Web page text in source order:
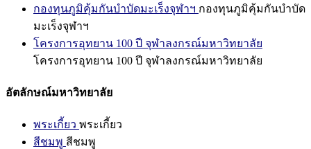
กองทุนภูมิคุ้มกันบำบัดมะเร็งจุฬาฯ กองทุนภูมิคุ้มกันบำบัด
มะเร็งจุฬาฯ
โครงการอุทยาน 100 ปี จุฬาลงกรณ์มหาวิทยาลัย
โครงการอุทยาน 100 ปี จุฬาลงกรณ์มหาวิทยาลัย
อัตลักษณ์มหาวิทยาลัย
พระเกี้ยว พระเกี้ยว
สีชมพู สีชมพู